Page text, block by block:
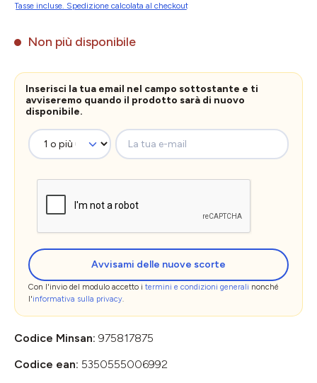
Tasse incluse. Spedizione calcolata al checkout
Non più disponibile
Inserisci la tua email nel campo sottostante e ti
avviseremo quando il prodotto sarà di nuovo
disponibile.
La tua e-mail
Avvisami delle nuove scorte
Con l'invio del modulo accetto i termini e condizioni generali nonché
l'informativa sulla privacy.
Codice Minsan: 975817875
Codice ean: 5350555006992